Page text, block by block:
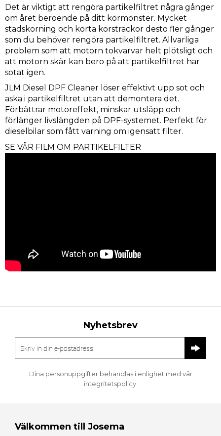
Det är viktigt att rengöra partikelfiltret några gånger
om året beroende på ditt körmönster. Mycket
stadskörning och korta körsträckor desto fler gånger
som du behöver rengöra partikelfiltret. Allvarliga
problem som att motorn tokvarvar helt plötsligt och
att motorn skär kan bero på att partikelfiltret har
sotat igen.
JLM Diesel DPF Cleaner löser effektivt upp sot och
aska i partikelfiltret utan att demontera det.
Förbättrar motoreffekt, minskar utsläpp och
förlänger livslängden på DPF-systemet. Perfekt för
dieselbilar som fått varning om igensatt filter.
SE VÅR FILM OM PARTIKELFILTER
Nyhetsbrev
Dina personuppgifter behandlas i enlighet med vår
integritetspolicy.
Välkommen till Josema